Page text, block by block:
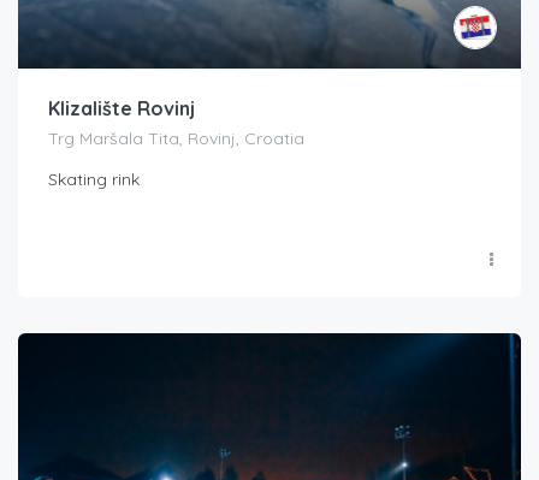
Klizalište Rovinj
Trg Maršala Tita, Rovinj, Croatia
Skating rink